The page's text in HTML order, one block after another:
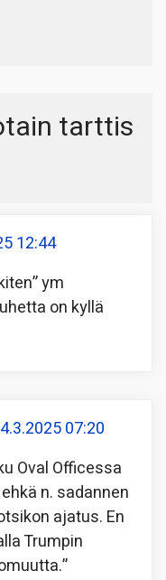
tarttis
12:44
ym
on kyllä
4.3.2025 07:20
Oval Officessa
n. sadannen
ajatus. En
Trumpin